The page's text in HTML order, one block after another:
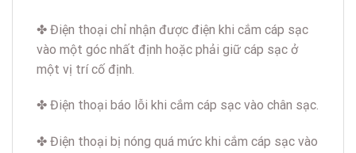
✤ Điện thoại chỉ nhận được điện khi cắm cáp sạc
vào một góc nhất định hoặc phải giữ cáp sạc ở
một vị trí cố định.
✤ Điện thoại báo lỗi khi cắm cáp sạc vào chân sạc.
✤ Điện thoại bị nóng quá mức khi cắm cáp sạc vào